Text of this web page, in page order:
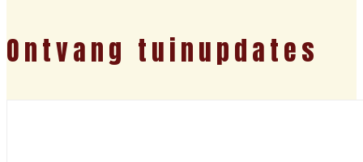
Ontvang tuinupdates